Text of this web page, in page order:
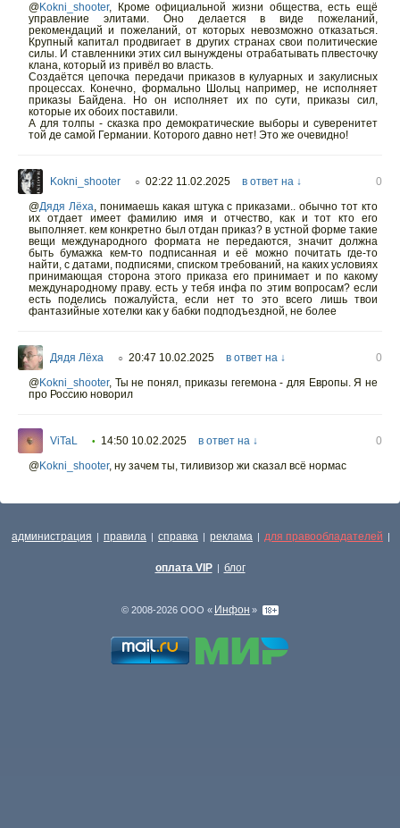
@Kokni_shooter, Кроме официальной жизни общества, есть ещё
управление элитами. Оно делается в виде пожеланий,
рекомендаций и пожеланий, от которых невозможно отказаться.
Крупный капитал продвигает в других странах свои политические
силы. И ставленники этих сил вынуждены отрабатывать плвесточку
клана, который из привёл во власть.
Создаётся цепочка передачи приказов в кулуарных и закулисных
процессах. Конечно, формально Шольц например, не исполняет
приказы Байдена. Но он исполняет их по сути, приказы сил,
которые их обоих поставили.
А для толпы - сказка про демократические выборы и суверенитет
той де самой Германии. Которого давно нет! Это же очевидно!
Kokni_shooter ○ 02:22 11.02.2025 в ответ на ↓
0
@Дядя Лёха,понимаешь какая штука с приказами.. обычно тот кто
их отдает имеет фамилию имя и отчество, как и тот кто его
выполняет. кем конкретно был отдан приказ? в устной форме такие
вещи международного формата не передаются, значит должна
быть бумажка кем-то подписанная и её можно почитать где-то
найти, с датами, подписями, списком требований, на каких условиях
принимающая сторона этого приказа его принимает и по какому
международному праву. есть у тебя инфа по этим вопросам? если
есть поделись пожалуйста, если нет то это всего лишь твои
фантазийные хотелки как у бабки подподъездной, не более
Дядя Лёха ○ 20:47 10.02.2025 в ответ на ↓
0
@Kokni_shooter, Ты не понял, приказы гегемона - для Европы. Я не
про Россию новорил
ViTaL • 14:50 10.02.2025 в ответ на ↓
0
@Kokni_shooter, ну зачем ты, тиливизор жи сказал всё нормас
администрация | правила | справка | реклама | для правообладателей |
оплата VIP | блог
© 2008-2026 ООО « Инфон »